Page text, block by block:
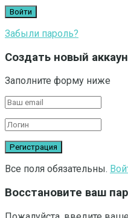
Забыли пароль?
Создать новый
Заполните форму ниже
Все поля обязательны.
Восстановите ваш